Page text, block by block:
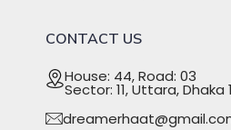
CONTACT US
House: 44, Road: 03
Sector: 11, Uttara, Dhaka